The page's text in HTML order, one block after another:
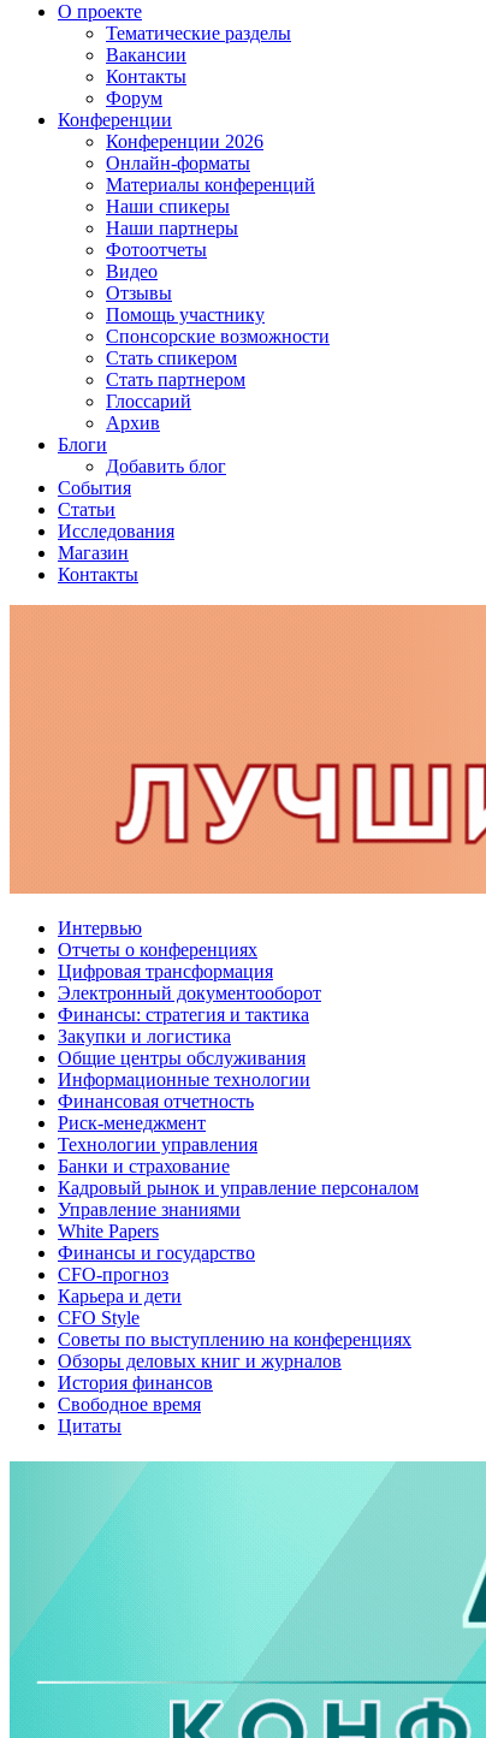
О проекте
Тематические разделы
Вакансии
Контакты
Форум
Конференции
Конференции 2026
Онлайн-форматы
Материалы конференций
Наши спикеры
Наши партнеры
Фотоотчеты
Видео
Отзывы
Помощь участнику
Спонсорские возможности
Стать спикером
Стать партнером
Глоссарий
Архив
Блоги
Добавить блог
События
Статьи
Исследования
Магазин
Контакты
Интервью
Отчеты о конференциях
Цифровая трансформация
Электронный документооборот
Финансы: стратегия и тактика
Закупки и логистика
Общие центры обслуживания
Информационные технологии
Финансовая отчетность
Риск-менеджмент
Технологии управления
Банки и страхование
Кадровый рынок и управление персоналом
Управление знаниями
White Papers
Финансы и государство
CFO-прогноз
Карьера и дети
CFO Style
Советы по выступлению на конференциях
Обзоры деловых книг и журналов
История финансов
Свободное время
Цитаты